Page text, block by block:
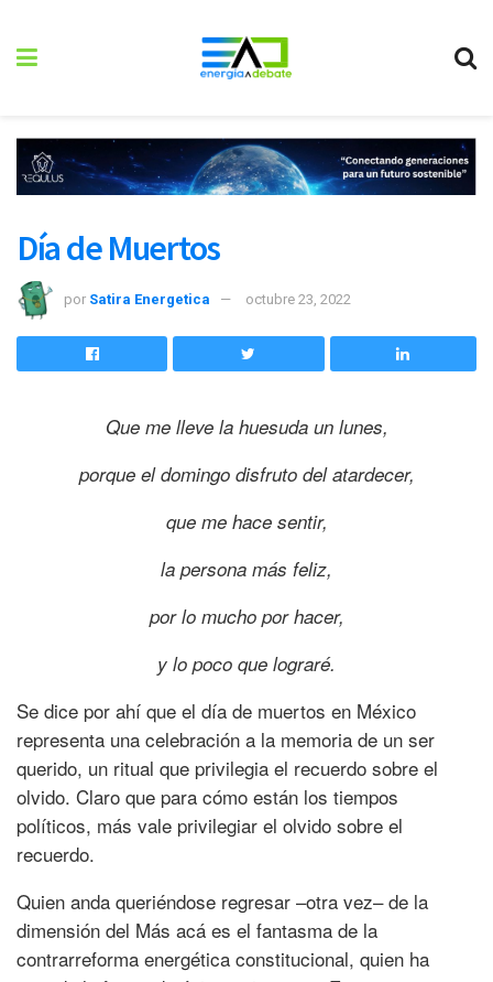
Día de Muertos
por Satira Energetica octubre 23, 2022
Que me lleve la huesuda un lunes,
porque el domingo disfruto del atardecer,
que me hace sentir,
la persona más feliz,
por lo mucho por hacer,
y lo poco que lograré.
Se dice por ahí que el día de muertos en México
representa una celebración a la memoria de un ser
querido, un ritual que privilegia el recuerdo sobre el
olvido. Claro que para cómo están los tiempos
políticos, más vale privilegiar el olvido sobre el
recuerdo.
Quien anda queriéndose regresar –otra vez– de la
dimensión del Más acá es el fantasma de la
contrarreforma energética constitucional, quien ha